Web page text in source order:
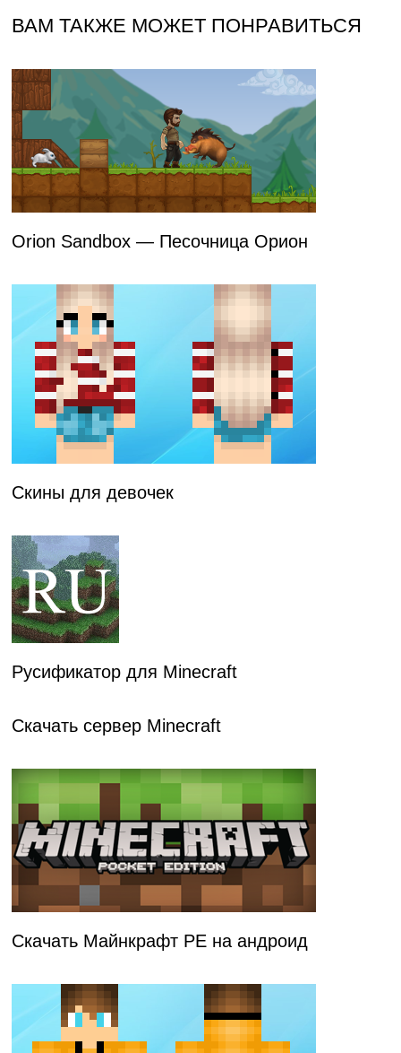
ВАМ ТАКЖЕ МОЖЕТ ПОНРАВИТЬСЯ
Orion Sandbox — Песочница Орион
Скины для девочек
Русификатор для Minecraft
Скачать сервер Minecraft
Скачать Майнкрафт PE на андроид